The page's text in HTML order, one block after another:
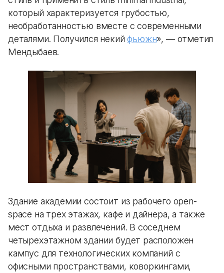
который характеризуется грубостью,
необработанностью вместе с современными
деталями. Получился некийфьюжн», — отметил
Мендыбаев.
Здание академии состоит из рабочего open-
space на трех этажах, кафе и дайнера, а также
мест отдыха и развлечений. В соседнем
четырехэтажном здании будет расположен
кампус для технологических компаний с
офисными пространствами, коворкингами,